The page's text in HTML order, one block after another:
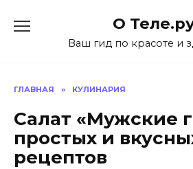
содержанию
О
Ваш гид по красоте и
ГЛАВНАЯ » КУЛИНАРИЯ
Салат «Мужские
простых и
рецептов